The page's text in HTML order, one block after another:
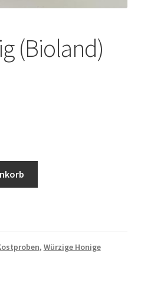
(Bioland)
, Würzige Honige